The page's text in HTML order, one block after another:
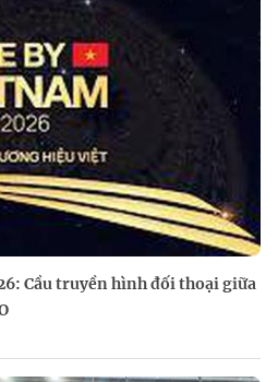
Cầu truyền hình đối thoại giữa